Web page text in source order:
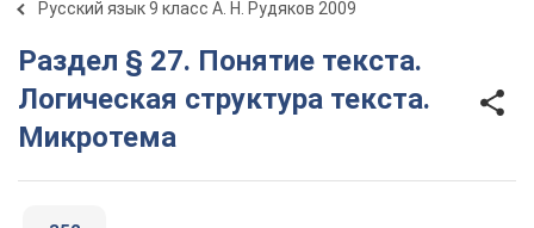
Русский язык 9 класс А. Н. Рудяков 2009
Раздел § 27. Понятие текста.
Логическая структура текста.
Микротема